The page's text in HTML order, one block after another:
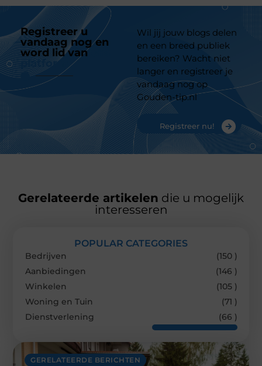
Registreer u
vandaag nog en
word lid van
platform
Wil jij jouw blogs delen
en een breed publiek
bereiken? Wacht niet
langer en registreer je
vandaag nog op
Gouden-tip.nl
Registreer nu!
Gerelateerde artikelen die u mogelijk
interesseren
GERELATEERDE BERICHTEN
POPULAR CATEGORIES
Bedrijven
(150 )
Aanbiedingen
(146 )
Winkelen
(105 )
Woning en Tuin
(71 )
Dienstverlening
(66 )